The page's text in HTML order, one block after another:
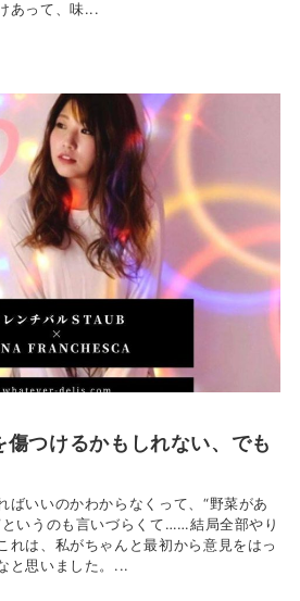
あって、味...
つけるかもしれない、でも
ばいいのかわからなくって、“野菜があ
というのも言いづらくて……結局全部やり
れは、私がちゃんと最初から意見をはっ
と思いました。...